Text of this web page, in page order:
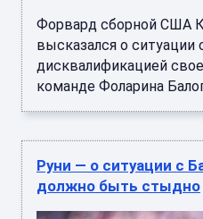
Форвард сборной США
высказался о ситуации
дисквалификацией
команде Фоларина
Руни — о ситуации с
должно быть стыдно